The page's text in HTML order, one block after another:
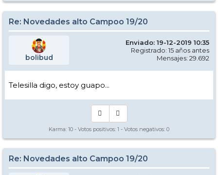
Re: Novedades alto Campoo 19/20
bolibud
Enviado: 19-12-2019 10:35
Registrado: 15 años antes
Mensajes: 29.692
Telesilla digo, estoy guapo...
Karma: 10 - Votos positivos: 1 - Votos negativos: 0
Re: Novedades alto Campoo 19/20